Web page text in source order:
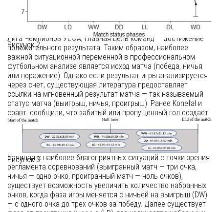
Рисунок 2
Рисунок 3
Введение
В профессиональных футбольных соревнованиях, таких как
Лига Чемпионов УЕФА, главная цель команд — достижение
положительного результата. Таким образом, наиболее
важной ситуационной переменной в профессиональном
футбольном анализе является исход матча (победа, ничья
или поражение). Однако если результат игры анализируется
через счет, существующая литература предоставляет
ссылки на мгновенный результат матча — так называемый
статус матча (выигрыш, ничья, проигрыш). Ранее Konefał и
соавт. сообщили, что забитый или пропущенный гол создает
возможность разделить статус матча на семь различных
фаз. Эти фазы связаны с изменением или сохранением
статуса матча.
Начиная с наиболее благоприятных ситуаций с точки зрения
регламента соревнований (выигранный матч — три очка,
ничья — одно очко, проигранный матч — ноль очков),
существует возможность увеличить количество набранных
очков, когда фаза игры меняется с ничьей на выигрыш (DW)
— с одного очка до трех очков за победу. Далее существует